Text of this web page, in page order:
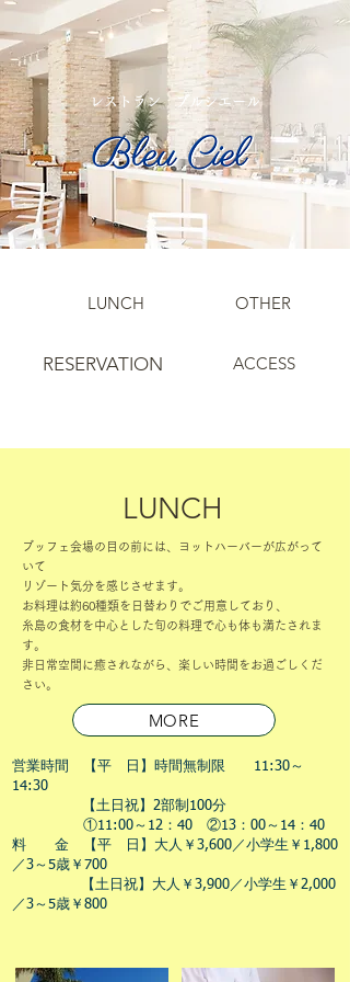
​レストラン ブルシエール
​LUNCH
RESERVATION
OTHER
ACCESS
LUNCH
ブッフェ会場の目の前には、ヨットハーバーが広がって
いて
リゾート気分を感じさせます。​
お料理は約60種類を日替わりでご用意しており、
糸島の食材を中心とした旬の料理で心も体も満たされま
す。
非日常空間に癒されながら、楽しい時間をお過ごしくだ
さい。
MORE
営業時間 【平 日】時間無制限 11:30～
14:30
【土日祝】2部制100分
​ ①11:00～12：40 ②13：00～14：40
料 金 【平 日】大人￥3,600／小学生￥1,800
／3～5歳￥700
【土日祝】大人￥3,900／小学生￥2,000
／3～5歳￥800